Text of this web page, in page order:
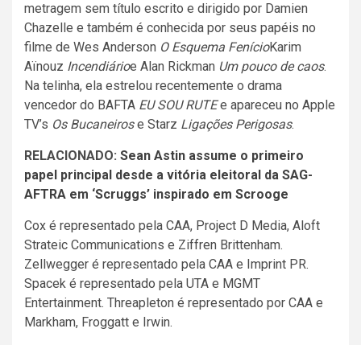
metragem sem título escrito e dirigido por Damien
Chazelle e também é conhecida por seus papéis no
filme de Wes Anderson O Esquema FenícioKarim
Aïnouz Incendiárioe Alan Rickman Um pouco de caos.
Na telinha, ela estrelou recentemente o drama
vencedor do BAFTA EU SOU RUTEe apareceu no Apple
TV’s Os Bucaneirose Starz Ligações Perigosas.
RELACIONADO: Sean Astin assume o primeiro
papel principal desde a vitória eleitoral da SAG-
AFTRA em ‘Scruggs’ inspirado em Scrooge
Cox é representado pela CAA, Project D Media, Aloft
Strateic Communications e Ziffren Brittenham.
Zellwegger é representado pela CAA e Imprint PR.
Spacek é representado pela UTA e MGMT
Entertainment. Threapleton é representado por CAA e
Markham, Froggatt e Irwin.